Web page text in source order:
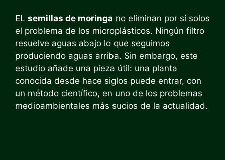
EL semillas de moringa no eliminan por sí solos
el problema de los microplásticos. Ningún filtro
resuelve aguas abajo lo que seguimos
produciendo aguas arriba. Sin embargo, este
estudio añade una pieza útil: una planta
conocida desde hace siglos puede entrar, con
un método científico, en uno de los problemas
medioambientales más sucios de la actualidad.